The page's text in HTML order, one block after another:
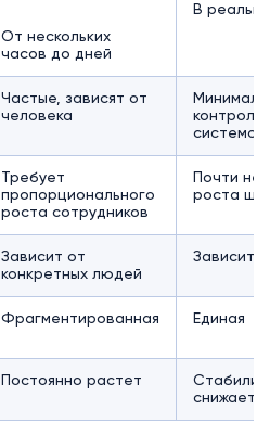
От нескольких
часов до дней
В
Частые, зависят от
человека
системой
Требует
пропорционального
роста сотрудников
Почти не
роста
Зависит от
конкретных людей
Зависит
Фрагментированная Единая
Постоянно растет